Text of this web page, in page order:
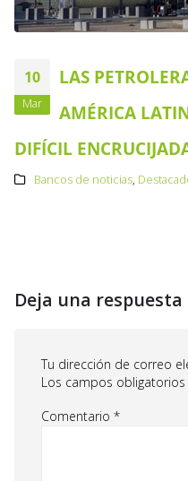
10
Mar
LAS
AMÉRICA
DIFÍCIL
Bancos de noticias,
Deja una respuesta
Tu dirección de correo
Los campos
Comentario *